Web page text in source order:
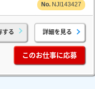
NJI143427
する 詳細を見る
このお仕事に応募